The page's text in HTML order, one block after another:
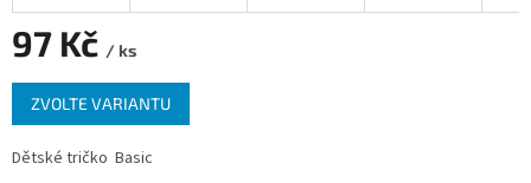
97 Kč / ks
Měrná
cena:
ZVOLTE VARIANTU
Dětské tričko Basic